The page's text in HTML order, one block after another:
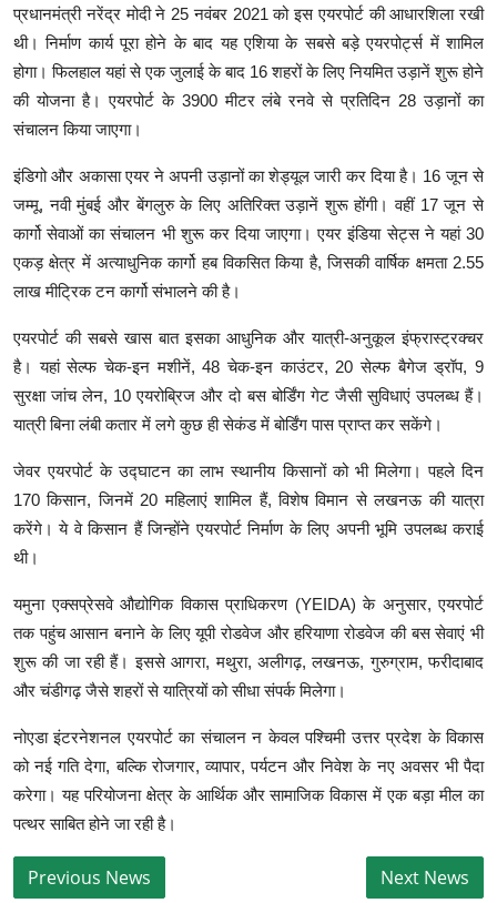
प्रधानमंत्री नरेंद्र मोदी ने 25 नवंबर 2021 को इस एयरपोर्ट की आधारशिला रखी
थी। निर्माण कार्य पूरा होने के बाद यह एशिया के सबसे बड़े एयरपोर्ट्स में शामिल
होगा। फिलहाल यहां से एक जुलाई के बाद 16 शहरों के लिए नियमित उड़ानें शुरू होने
की योजना है। एयरपोर्ट के 3900 मीटर लंबे रनवे से प्रतिदिन 28 उड़ानों का
संचालन किया जाएगा।
इंडिगो और अकासा एयर ने अपनी उड़ानों का शेड्यूल जारी कर दिया है। 16 जून से
जम्मू, नवी मुंबई और बेंगलुरु के लिए अतिरिक्त उड़ानें शुरू होंगी। वहीं 17 जून से
कार्गो सेवाओं का संचालन भी शुरू कर दिया जाएगा। एयर इंडिया सेट्स ने यहां 30
एकड़ क्षेत्र में अत्याधुनिक कार्गो हब विकसित किया है, जिसकी वार्षिक क्षमता 2.55
लाख मीट्रिक टन कार्गो संभालने की है।
एयरपोर्ट की सबसे खास बात इसका आधुनिक और यात्री-अनुकूल इंफ्रास्ट्रक्चर
है। यहां सेल्फ चेक-इन मशीनें, 48 चेक-इन काउंटर, 20 सेल्फ बैगेज ड्रॉप, 9
सुरक्षा जांच लेन, 10 एयरोब्रिज और दो बस बोर्डिंग गेट जैसी सुविधाएं उपलब्ध हैं।
यात्री बिना लंबी कतार में लगे कुछ ही सेकंड में बोर्डिंग पास प्राप्त कर सकेंगे।
जेवर एयरपोर्ट के उद्घाटन का लाभ स्थानीय किसानों को भी मिलेगा। पहले दिन
170 किसान, जिनमें 20 महिलाएं शामिल हैं, विशेष विमान से लखनऊ की यात्रा
करेंगे। ये वे किसान हैं जिन्होंने एयरपोर्ट निर्माण के लिए अपनी भूमि उपलब्ध कराई
थी।
यमुना एक्सप्रेसवे औद्योगिक विकास प्राधिकरण (YEIDA) के अनुसार, एयरपोर्ट
तक पहुंच आसान बनाने के लिए यूपी रोडवेज और हरियाणा रोडवेज की बस सेवाएं भी
शुरू की जा रही हैं। इससे आगरा, मथुरा, अलीगढ़, लखनऊ, गुरुग्राम, फरीदाबाद
और चंडीगढ़ जैसे शहरों से यात्रियों को सीधा संपर्क मिलेगा।
नोएडा इंटरनेशनल एयरपोर्ट का संचालन न केवल पश्चिमी उत्तर प्रदेश के विकास
को नई गति देगा, बल्कि रोजगार, व्यापार, पर्यटन और निवेश के नए अवसर भी पैदा
करेगा। यह परियोजना क्षेत्र के आर्थिक और सामाजिक विकास में एक बड़ा मील का
पत्थर साबित होने जा रही है।